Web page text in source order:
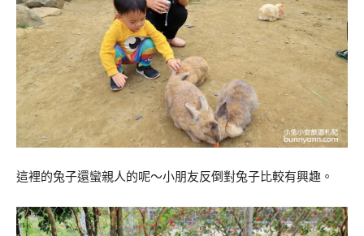
這裡的兔子還蠻親人的呢～小朋友反倒對兔子比較有興趣。